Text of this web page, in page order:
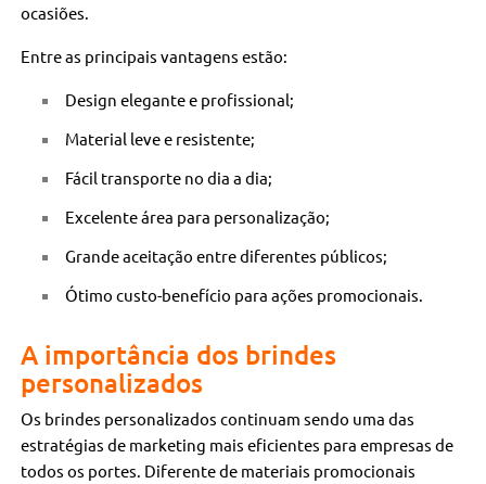
ocasiões.
Entre as principais vantagens estão:
Design elegante e profissional;
Material leve e resistente;
Fácil transporte no dia a dia;
Excelente área para personalização;
Grande aceitação entre diferentes públicos;
Ótimo custo-benefício para ações promocionais.
A importância dos brindes
personalizados
Os brindes personalizados continuam sendo uma das
estratégias de marketing mais eficientes para empresas de
todos os portes. Diferente de materiais promocionais